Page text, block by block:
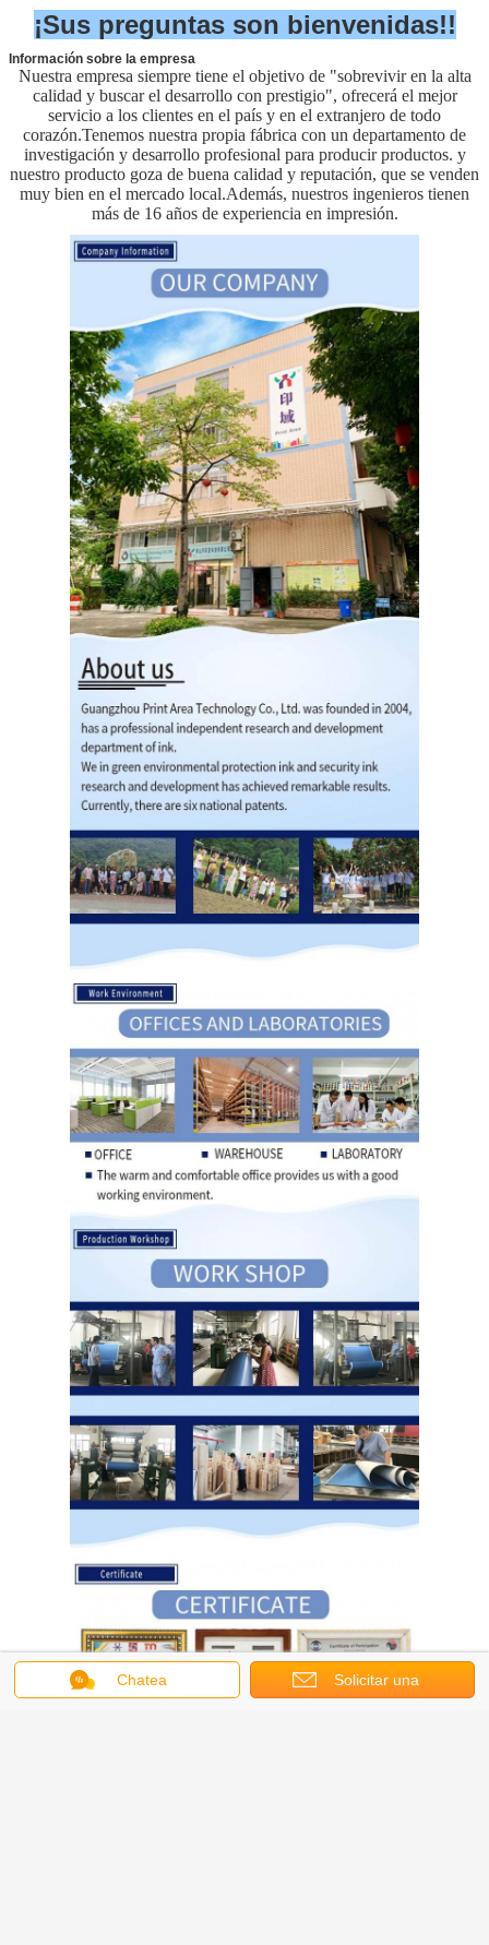
¡Sus preguntas son bienvenidas!!
Información sobre la empresa
Nuestra empresa siempre tiene el objetivo de "sobrevivir en la alta
calidad y buscar el desarrollo con prestigio", ofrecerá el mejor
servicio a los clientes en el país y en el extranjero de todo
corazón.Tenemos nuestra propia fábrica con un departamento de
investigación y desarrollo profesional para producir productos. y
nuestro producto goza de buena calidad y reputación, que se venden
muy bien en el mercado local.Además, nuestros ingenieros tienen
más de 16 años de experiencia en impresión.
Chatea Solicitar una